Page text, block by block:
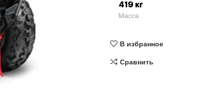
419 кг
Масса
В избранное
Сравнить